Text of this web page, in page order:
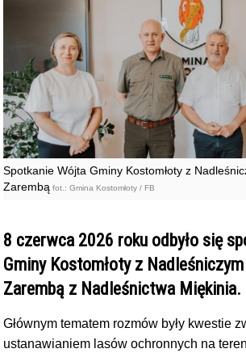
Spotkanie Wójta Gminy Kostomłoty z
Zarembą fot.: Gmina Kostomłoty / FB
8 czerwca 2026 roku odbyło się
Gminy Kostomłoty z
Zarembą z Nadleśnictwa Miękinia.
Głównym tematem rozmów były kwestie
ustanawianiem lasów ochronnych na